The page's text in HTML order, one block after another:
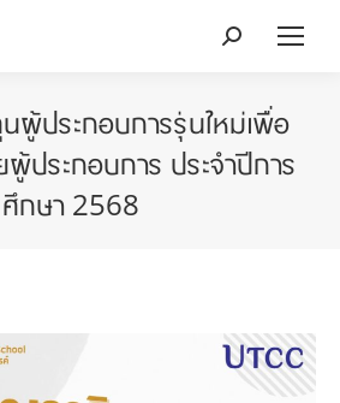
Search:
ผู้ประกอบการรุ่นใหม่เพื่อ
ประกอบการ ประจำปีการ
ศึกษา 2568